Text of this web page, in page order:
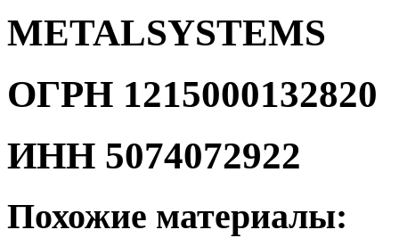
METALSYSTEMS
ОГРН 1215000132820
ИНН 5074072922
Похожие материалы: